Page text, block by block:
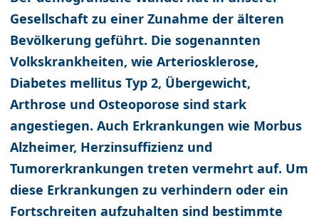
Gesellschaft zu einer Zunahme der älteren
Bevölkerung geführt. Die sogenannten
Volkskrankheiten, wie Arteriosklerose,
Diabetes mellitus Typ 2, Übergewicht,
Arthrose und Osteoporose sind stark
angestiegen. Auch Erkrankungen wie Morbus
Alzheimer, Herzinsuffizienz und
Tumorerkrankungen treten vermehrt auf. Um
diese Erkrankungen zu verhindern oder ein
Fortschreiten aufzuhalten sind bestimmte